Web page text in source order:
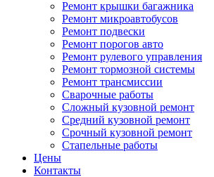
Ремонт крышки багажника
Ремонт микроавтобусов
Ремонт подвески
Ремонт порогов авто
Ремонт рулевого управления
Ремонт тормозной системы
Ремонт трансмиссии
Сварочные работы
Сложный кузовной ремонт
Средний кузовной ремонт
Срочный кузовной ремонт
Стапельные работы
Цены
Контакты